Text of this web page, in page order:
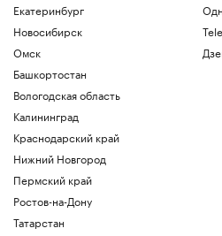
Екатеринбург
Новосибирск
Омск
Башкортостан
Вологодская область
Калининград
Краснодарский край
Нижний Новгород
Пермский край
Ростов-на-Дону
Татарстан